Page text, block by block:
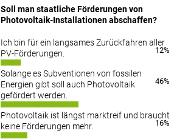
Datenschutz FAQs
Soll man staatliche Förderungen von
Photovoltaik-Installationen abschaffen?
Ich bin für ein langsames Zurückfahren aller
PV-Förderungen.
12%
Solange es Subventionen von fossilen
Energien gibt soll auch Photovoltaik
gefördert werden.
46%
Photovoltaik ist längst marktreif und braucht
keine Förderungen mehr.
16%